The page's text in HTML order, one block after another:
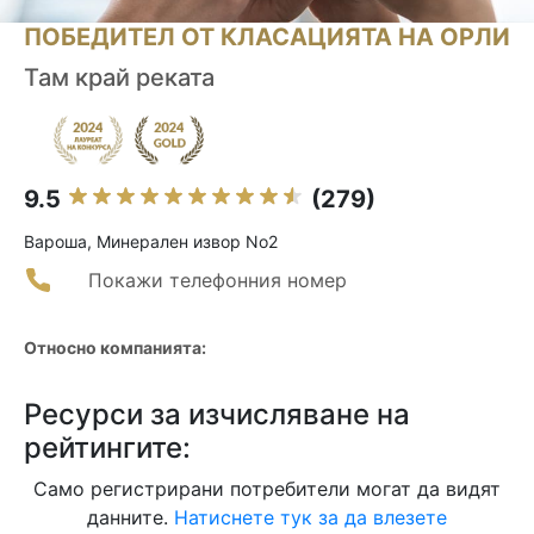
ПОБЕДИТЕЛ ОТ КЛАСАЦИЯТА НА ОРЛИ
Там край реката
9.5 (279)
Вароша, Минерален извор No2
Покажи телефонния номер
Относно компанията:
Ресурси за изчисляване на
рейтингите:
Само регистрирани потребители могат да видят
данните. Натиснете тук за да влезете